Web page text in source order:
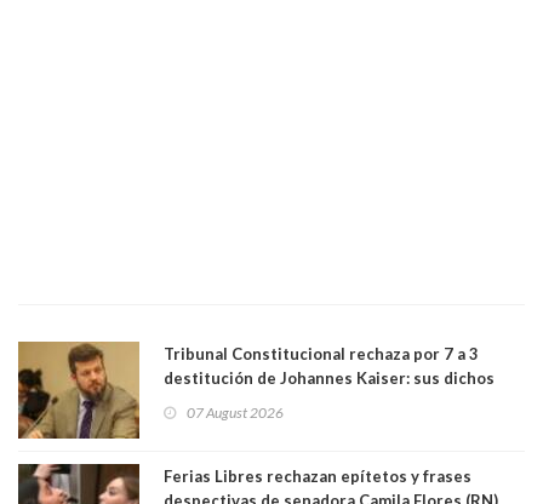
Tribunal Constitucional rechaza por 7 a 3
destitución de Johannes Kaiser: sus dichos
justicia constitucional porque no es diputado
07 August 2026
Ferias Libres rechazan epítetos y frases